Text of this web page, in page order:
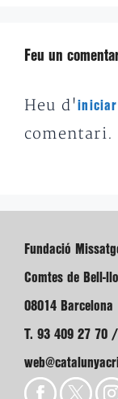
Feu un
Heu d'iniciar
comentari.
Fundació
Comtes de Bell-
08014 Barcelona
T. 93 409 27 70